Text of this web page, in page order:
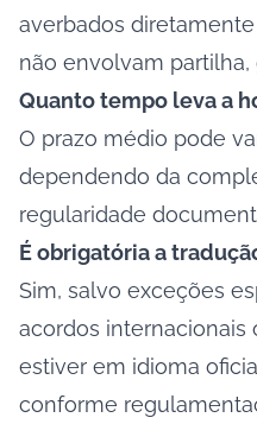
averbados
não envolvam
Quanto tempo leva a
O prazo médio pode
dependendo da
regularidade
É obrigatória a
Sim, salvo exceções
acordos
estiver em idioma
conforme